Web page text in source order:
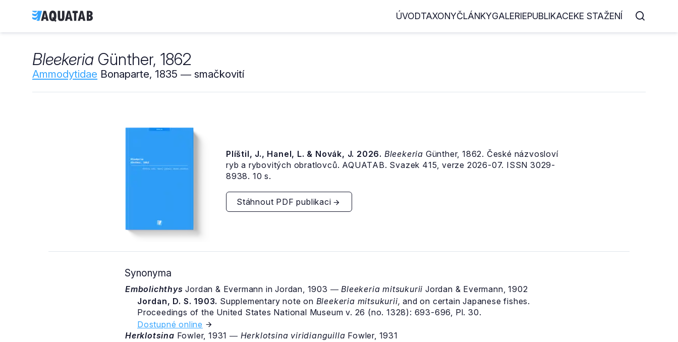
ÚVODTAXONYČLÁNKYGALERIEPUBLIKACEKE STAŽENÍ
Bleekeria Günther, 1862
Ammodytidae Bonaparte, 1835 ― smačkovití
Plíštil, J., Hanel, L. & Novák, J. 2026. Bleekeria Günther, 1862. České názvosloví
ryb a rybovitých obratlovců. AQUATAB. Svazek 415, verze 2026-07. ISSN 3029-
8938. 10 s.
Stáhnout PDF publikaci
Synonyma
Embolichthys Jordan & Evermann in Jordan, 1903 ―Bleekeria mitsukurii Jordan & Evermann, 1902
Jordan, D. S. 1903. Supplementary note on Bleekeria mitsukurii, and on certain Japanese fishes.
Proceedings of the United States National Museum v. 26 (no. 1328): 693-696, Pl. 30.
Dostupné online
Herklotsina Fowler, 1931 ― Herklotsina viridianguilla Fowler, 1931